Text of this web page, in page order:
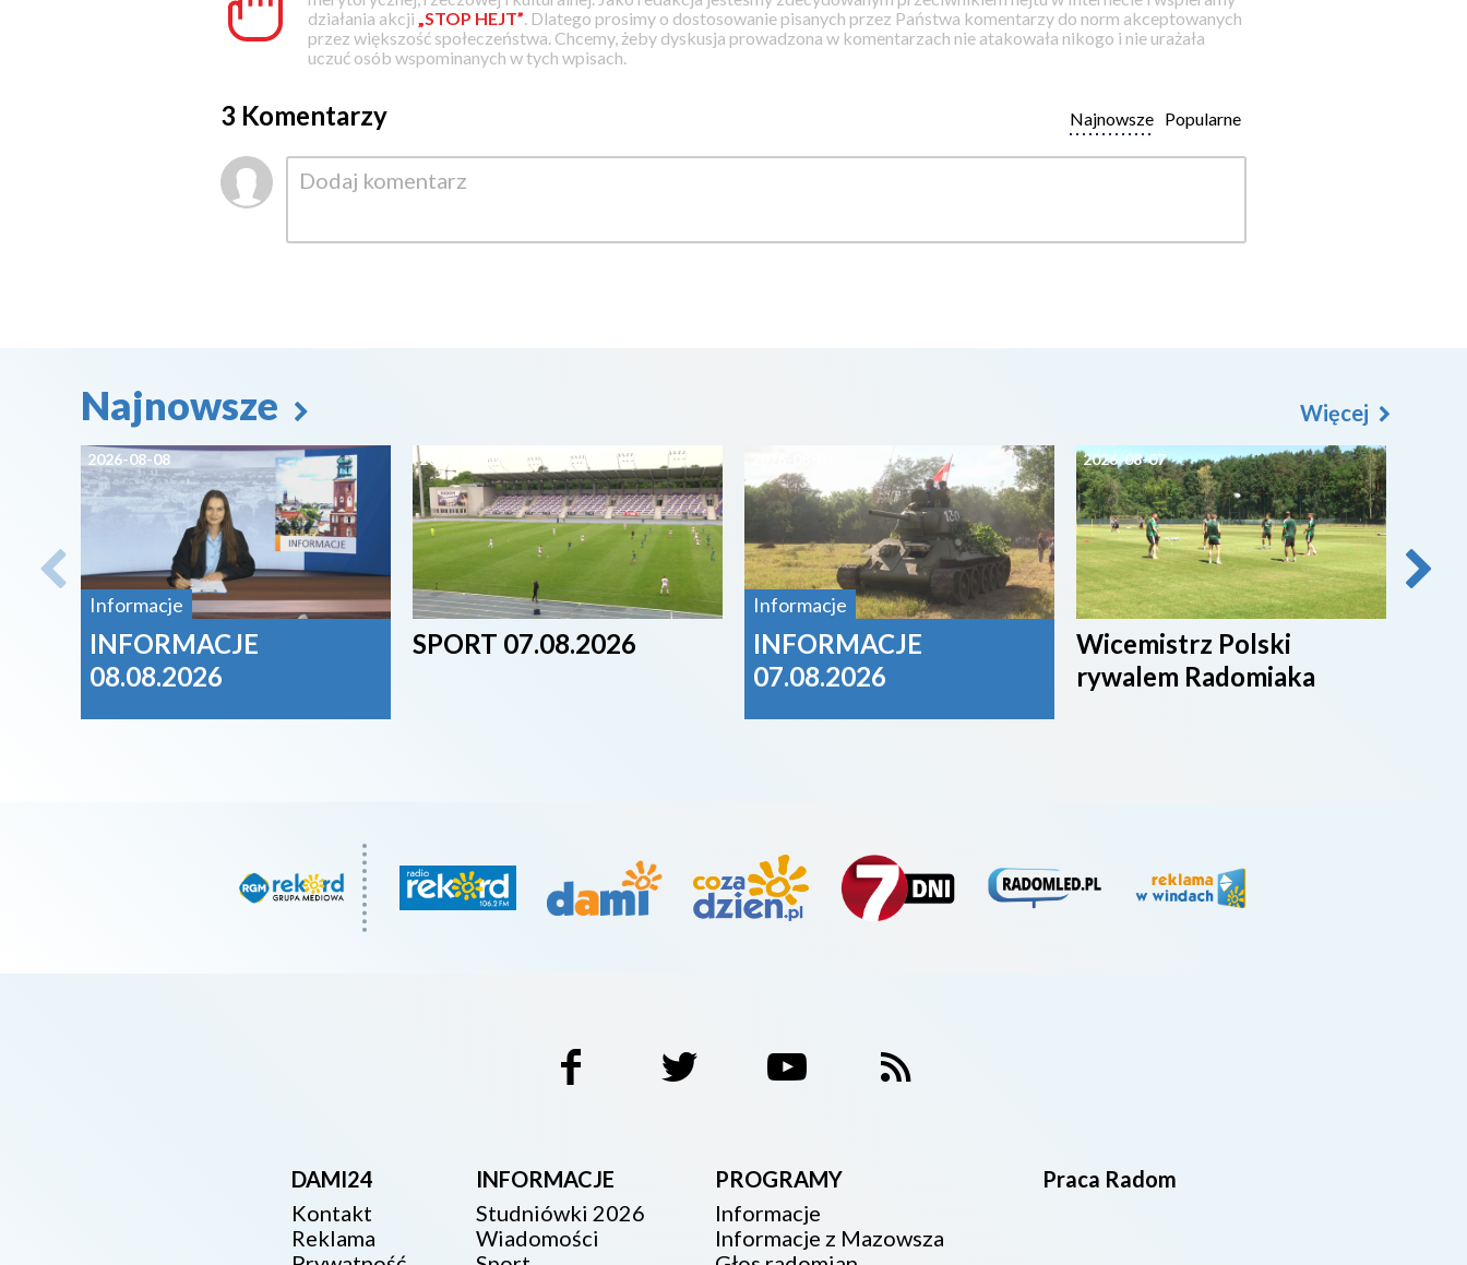
działania akcji „STOP HEJT” . Dlatego prosimy o dostosowanie pisanych przez Państwa komentarzy do norm akceptowanych
przez większość społeczeństwa. Chcemy, żeby dyskusja prowadzona w komentarzach nie atakowała nikogo i nie urażała
uczuć osób wspominanych w tych wpisach.
3 Komentarzy Popularne
Najnowsze
Najnowsze
2026-08-08
Informacje
INFORMACJE
08.08.2026
2026-08-07
SPORT 07.08.2026
Informacje
INFORMACJE
07.08.2026
2026-08-07
Wicemistrz Polski
rywalem Radomiaka
Więcej
DAMI24
Kontakt
Reklama
INFORMACJE
Studniówki 2026
Wiadomości
PROGRAMY
Informacje
Informacje z Mazowsza
Praca Radom